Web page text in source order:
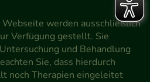
werden ausschließlich
Verfügung gestellt. Sie
und Behandlung
Sie, dass hierdurch
noch Therapien eingeleitet